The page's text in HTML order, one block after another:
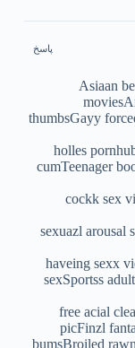
پاسخ
Asiaan
thumbsGayy
holles
cumTeenager
cockk sex
sexuazl arousal
haveing sexx
sexSportss
free acial
picFinzl
bumsBroiled